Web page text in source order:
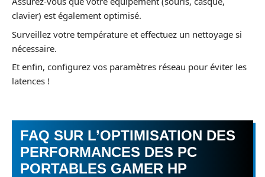
clavier) est également optimisé.
Surveillez votre température et effectuez un nettoyage si
nécessaire.
Et enfin, configurez vos paramètres réseau pour éviter les
latences !
FAQ SUR L’OPTIMISATION DES
PERFORMANCES DES PC
PORTABLES GAMER HP